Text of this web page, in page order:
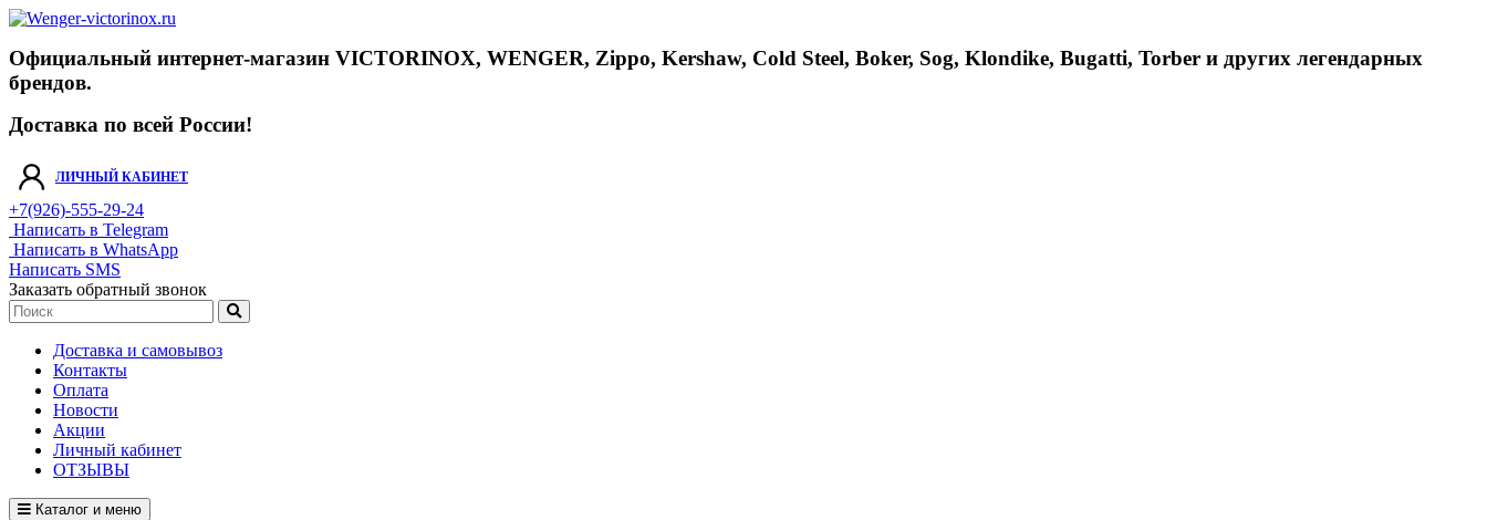
Официальный интернет-магазин VICTORINOX, WENGER, Zippo, Kershaw, Cold Steel, Boker, Sog, Klondike, Bugatti, Torber и других легендарных
брендов.
Доставка по всей России!
ЛИЧНЫЙ КАБИНЕТ
+7(926)-555-29-24
Написать в Telegram
Написать в WhatsApp
Написать SMS
Заказать обратный звонок
Доставка и самовывоз
Контакты
Оплата
Новости
Акции
Личный кабинет
ОТЗЫВЫ
Каталог и меню